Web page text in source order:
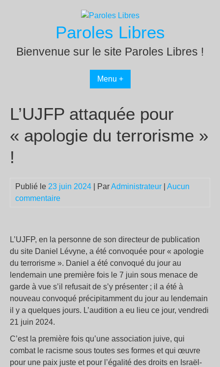
Paroles Libres
Bienvenue sur le site Paroles Libres !
Menu +
L’UJFP attaquée pour
« apologie du terrorisme »
!
Publié le 23 juin 2024 | ParAdministrateur
Aucun
commentaire
L’UJFP, en la personne de son directeur de publication
du site Daniel Lévyne, a été convoquée pour « apologie
du terrorisme ». Daniel a été convoqué du jour au
lendemain une première fois le 7 juin sous menace de
garde à vue s’il refusait de s’y présenter ; il a été à
nouveau convoqué précipitamment du jour au lendemain
il y a quelques jours. L’audition a eu lieu ce jour, vendredi
21 juin 2024.
C’est la première fois qu’une association juive, qui
combat le racisme sous toutes ses formes et qui œuvre
pour une paix juste et pour l’égalité des droits en Israël-